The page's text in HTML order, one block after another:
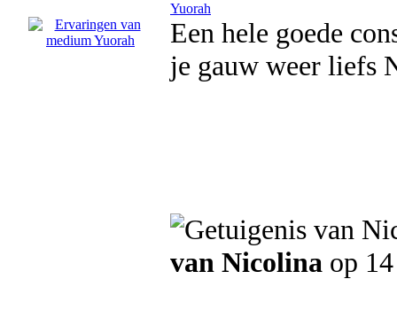
Yuorah
Een hele goede
je gauw weer liefs
van Nicolina op